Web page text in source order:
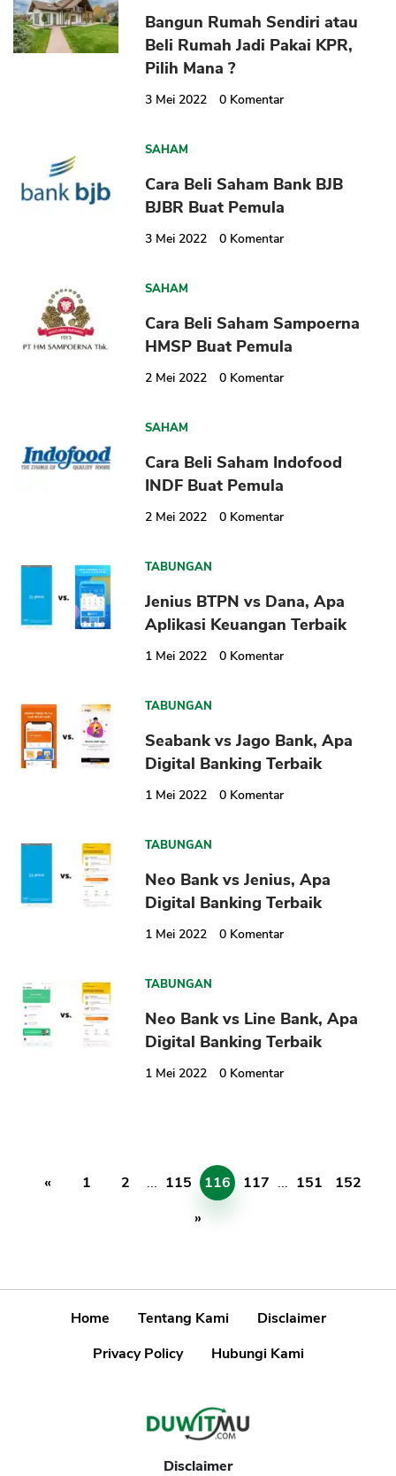
Bangun Rumah Sendiri atau
Beli Rumah Jadi Pakai KPR,
Pilih Mana ?
3 Mei 2022 0 Komentar
SAHAM
Cara Beli Saham Bank BJB
BJBR Buat Pemula
3 Mei 2022 0 Komentar
SAHAM
Cara Beli Saham Sampoerna
HMSP Buat Pemula
2 Mei 2022 0 Komentar
SAHAM
Cara Beli Saham Indofood
INDF Buat Pemula
2 Mei 2022 0 Komentar
TABUNGAN
Jenius BTPN vs Dana, Apa
Aplikasi Keuangan Terbaik
1 Mei 2022 0 Komentar
TABUNGAN
Seabank vs Jago Bank, Apa
Digital Banking Terbaik
1 Mei 2022 0 Komentar
TABUNGAN
Neo Bank vs Jenius, Apa
Digital Banking Terbaik
1 Mei 2022 0 Komentar
TABUNGAN
Neo Bank vs Line Bank, Apa
Digital Banking Terbaik
1 Mei 2022 0 Komentar
« 1 2 ... 115 116 117 ... 151
152
»
Home Tentang Kami
Disclaimer
Privacy Policy
Hubungi Kami
Disclaimer
OK
CANCEL